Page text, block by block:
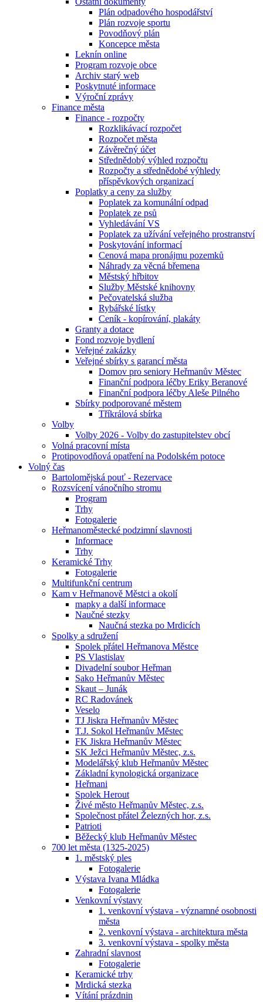
Plán odpadového hospodářství
Plán rozvoje sportu
Povodňový plán
Koncepce města
Leknín online
Program rozvoje obce
Archiv starý web
Poskytnuté informace
Výroční zprávy
Finance města
Finance - rozpočty
Rozklikávací rozpočet
Rozpočet města
Závěrečný účet
Střednědobý výhled rozpočtu
Rozpočty a střednědobé výhledy
příspěvkových organizací
Poplatky a ceny za služby
Poplatek za komunální odpad
Poplatek ze psů
Vyhledávání VS
Poplatek za užívání veřejného prostranství
Poskytování informací
Cenová mapa pronájmu pozemků
Náhrady za věcná břemena
Městský hřbitov
Služby Městské knihovny
Pečovatelská služba
Rybářské lístky
Ceník - kopírování, plakáty
Granty a dotace
Fond rozvoje bydlení
Veřejné zakázky
Veřejné sbírky s garancí města
Domov pro seniory Heřmanův Městec
Finanční podpora léčby Eriky Beranové
Finanční podpora léčby Aleše Pilného
Sbírky podporované městem
Tříkrálová sbírka
Volby
Volby 2026 - Volby do zastupitelstev obcí
Volná pracovní místa
Protipovodňová opatření na Podolském potoce
Volný čas
Bartolomějská pouť - Rezervace
Rozsvícení vánočního stromu
Program
Trhy
Fotogalerie
Heřmanoměstecké podzimní slavnosti
Informace
Trhy
Keramické Trhy
Fotogalerie
Multifunkční centrum
Kam v Heřmanově Městci a okolí
mapky a další informace
Naučné stezky
Naučná stezka po Mrdicích
Spolky a sdružení
Spolek přátel Heřmanova Městce
PS Vlastislav
Divadelní soubor Heřman
Sako Heřmanův Městec
Skaut – Junák
RC Radovánek
Veselo
TJ Jiskra Heřmanův Městec
T.J. Sokol Heřmanův Městec
FK Jiskra Heřmanův Městec
SK Ježci Heřmanův Městec, z.s.
Modelářský klub Heřmanův Městec
Základní kynologická organizace
Heřmani
Spolek Herout
Živé město Heřmanův Městec, z.s.
Společnost přátel Železných hor, z.s.
Patrioti
Běžecký klub Heřmanův Městec
700 let města (1325-2025)
1. městský ples
Fotogalerie
Výstava Ivana Mládka
Fotogalerie
Venkovní výstavy
1. venkovní výstava - významné osobnosti
města
2. venkovní výstava - architektura města
3. venkovní výstava - spolky města
Zahradní slavnost
Fotogalerie
Keramické trhy
Mrdická stezka
Vítání prázdnin